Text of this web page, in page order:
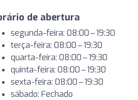
de abertura
segunda-feira: 08:00 – 19:30
terça-feira: 08:00 – 19:30
quarta-feira: 08:00 – 19:30
quinta-feira: 08:00 – 19:30
sexta-feira: 08:00 – 19:30
sábado: Fechado